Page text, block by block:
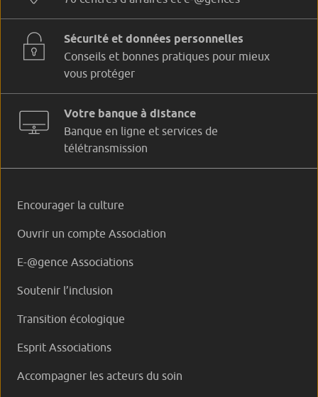
Sécurité et données personnelles
Conseils et bonnes pratiques pour mieux
vous protéger
Votre banque à distance
Banque en ligne et services de
télétransmission
Encourager la culture
Ouvrir un compte Association
E-@gence Associations
Soutenir l’inclusion
Transition écologique
Esprit Associations
Accompagner les acteurs du soin